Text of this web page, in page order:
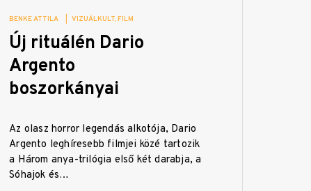
BENKE ATTILA VIZUÁLKULT FILM
Új rituálén Dario
Argento
boszorkányai
Az olasz horror legendás alkotója, Dario
Argento leghíresebb filmjei közé tartozik
a Három anya-trilógia első két darabja, a
Sóhajok és…